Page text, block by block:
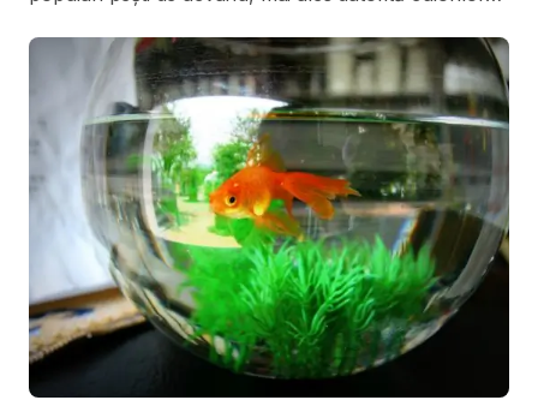
„pești ușor de întreținut” poate fi înșelătoare.
Specialiștii subliniază căbunăstarea unui Betta
se
bazează pe trei principii, valabile atât pentru
începători, cât și pentru crescătorii experimentați.